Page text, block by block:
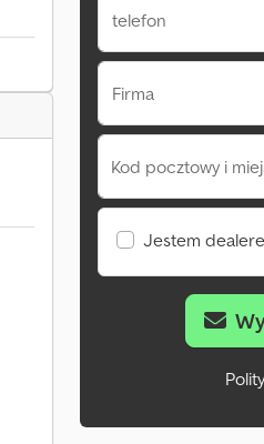
telefon
Firma
Kod pocztowy i
Jestem